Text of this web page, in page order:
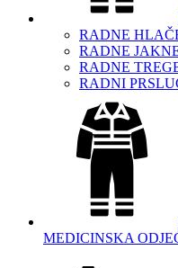
RADNE
RADNE
RADNE
RADNI
MEDICINSKA